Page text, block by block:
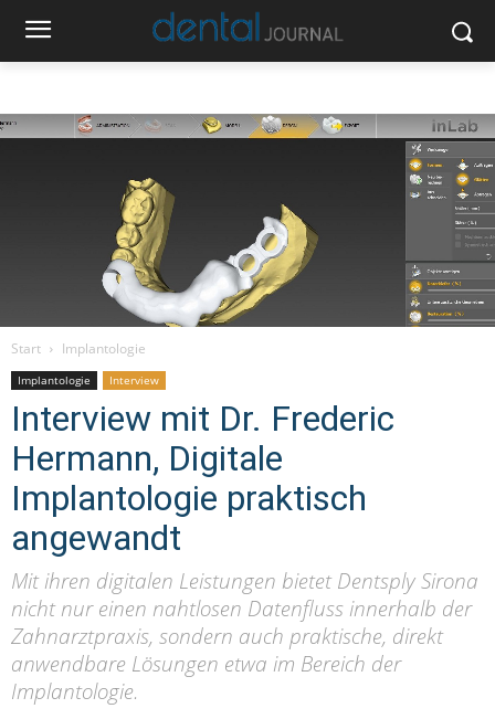
Start Implantologie
Implantologie Interview
Interview mit Dr. Frederic
Hermann, Digitale
Implantologie praktisch
angewandt
Mit ihren digitalen Leistungen bietet Dentsply Sirona
nicht nur einen nahtlosen Datenfluss innerhalb der
Zahnarztpraxis, sondern auch praktische, direkt
anwendbare Lösungen etwa im Bereich der
Implantologie.